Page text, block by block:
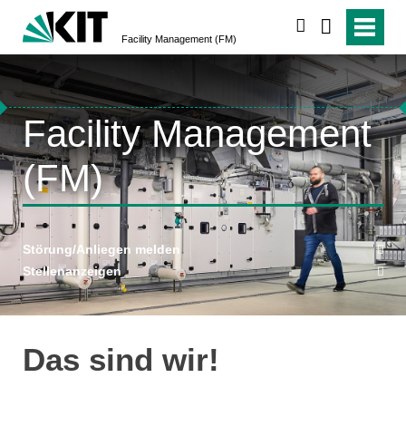
Facility Management (FM)
Facility Management
(FM)
Störung/Anliegen melden
Stellenanzeigen
Das sind wir!
↵